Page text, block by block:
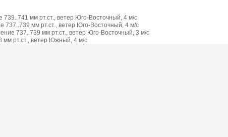
мм рт.ст., ветер Юго-Восточный, 4 м/с
737..739 мм рт.ст., ветер Юго-Восточный, 4 м/с
737..739 мм рт.ст., ветер Юго-Восточный, 3 м/с
мм рт.ст., ветер Южный, 4 м/с